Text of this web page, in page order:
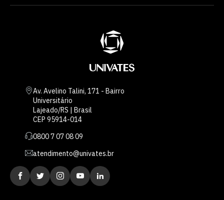
Av. Avelino Talini, 171 - Bairro
Universitário
Lajeado/RS | Brasil
CEP 95914-014
0800 7 07 08 09
atendimento@univates.br